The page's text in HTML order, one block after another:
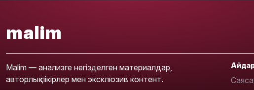
malim
Malim — анализге негізделген материалдар,
авторлық пікірлер мен эксклюзив контент.